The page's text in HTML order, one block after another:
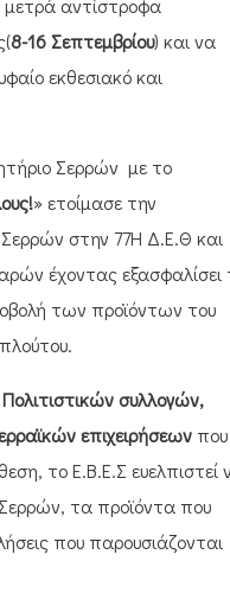
μετρά αντίστροφα
8-16 Σεπτεμβρίου) και να
εκθεσιακό και
Σερρών με το
» ετοίμασε την
Σερρών στην 77Η Δ.Ε.Θ και
έχοντας εξασφαλίσει
των προϊόντων του
συλλογών,
επιχειρήσεων που
το Ε.Β.Ε.Σ ευελπιστεί
τα προϊόντα που
που παρουσιάζονται